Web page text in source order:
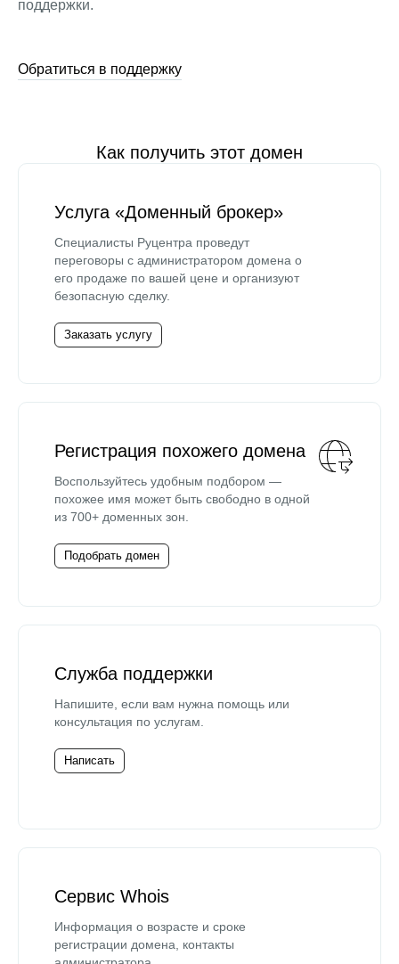
поддержки.
Обратиться в поддержку
Как получить этот домен
Услуга «Доменный брокер»
Специалисты Руцентра проведут
переговоры с администратором домена о
его продаже по вашей цене и организуют
безопасную сделку.
Заказать услугу
Регистрация похожего домена
Воспользуйтесь удобным подбором —
похожее имя может быть свободно в одной
из 700+ доменных зон.
Подобрать домен
Служба поддержки
Напишите, если вам нужна помощь или
консультация по услугам.
Написать
Сервис Whois
Информация о возрасте и сроке
регистрации домена, контакты